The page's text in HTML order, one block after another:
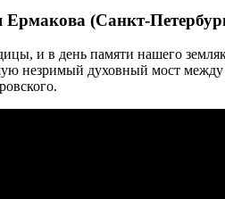
Ермакова (Санкт-
и в день памяти нашего
незримый духовный мост